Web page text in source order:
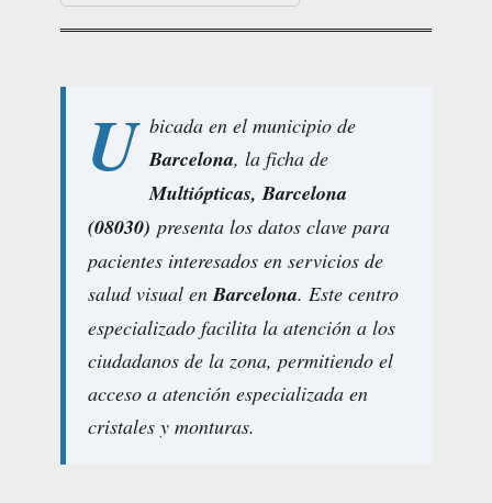
U bicada en el municipio de
Barcelona, la ficha de
Multiópticas, Barcelona
(08030) presenta los datos clave para
pacientes interesados en servicios de
salud visual enBarcelona. Este centro
especializado facilita la atención a los
ciudadanos de la zona, permitiendo el
acceso a atención especializada en
cristales y monturas.